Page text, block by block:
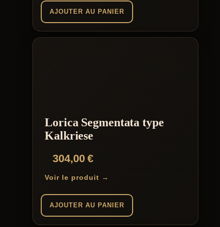
AJOUTER AU PANIER
Lorica Segmentata type
Kalkriese
304,00€
Voir le produit →
AJOUTER AU PANIER